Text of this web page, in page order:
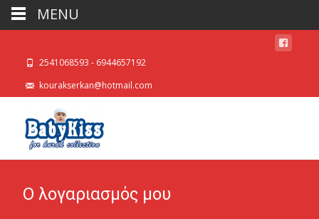
2541068593 - 6944657192
kourakserkan@hotmail.com
Ο λογαριασμός μου
MENU